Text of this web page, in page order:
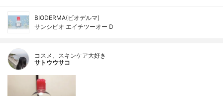
BIODERMA(ビオデルマ)
サンシビオ エイチツーオー D
コスメ、スキンケア大好き
サトウウサコ